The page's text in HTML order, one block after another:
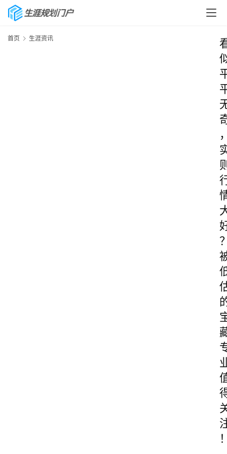
首页 生涯资讯